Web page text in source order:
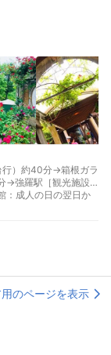
行）約40分→箱根ガラ
ガラスの森 または箱
約30分
：成人の日の翌日か
のページを表示